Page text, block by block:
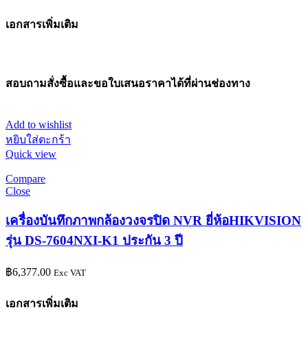
เอกสารเพิ่มเติม
สอบถามสั่งซื้อและขอใบเสนอราคาได้ที่ผ่านช่องทาง
Add to wishlist
หยิบใส่ตะกร้า
Quick view
Compare
Close
เครื่องบันทึกภาพกล้องวงจรปิด NVR ยี่ห้อHIKVISION
รุ่น DS-7604NXI-K1 ประกัน 3 ปี
฿6,377.00 Exc VAT
เอกสารเพิ่มเติม